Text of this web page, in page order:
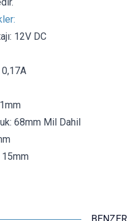
12V DC
0,17A
68mm Mil Dahil
15mm
BENZER